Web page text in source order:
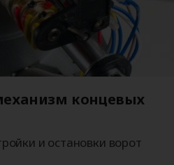
концевых
и остановки ворот